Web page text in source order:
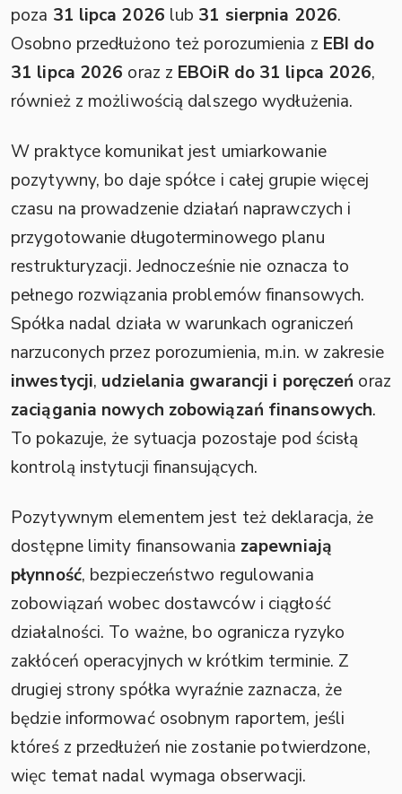
poza 31 lipca 2026 lub 31 sierpnia 2026.
Osobno przedłużono też porozumienia z EBI do
31 lipca 2026 oraz z EBOiR do 31 lipca 2026,
również z możliwością dalszego wydłużenia.
W praktyce komunikat jest umiarkowanie
pozytywny, bo daje spółce i całej grupie więcej
czasu na prowadzenie działań naprawczych i
przygotowanie długoterminowego planu
restrukturyzacji. Jednocześnie nie oznacza to
pełnego rozwiązania problemów finansowych.
Spółka nadal działa w warunkach ograniczeń
narzuconych przez porozumienia, m.in. w zakresie
inwestycji, udzielania gwarancji i poręczeń oraz
zaciągania nowych zobowiązań finansowych.
To pokazuje, że sytuacja pozostaje pod ścisłą
kontrolą instytucji finansujących.
Pozytywnym elementem jest też deklaracja, że
dostępne limity finansowania zapewniają
płynność, bezpieczeństwo regulowania
zobowiązań wobec dostawców i ciągłość
działalności. To ważne, bo ogranicza ryzyko
zakłóceń operacyjnych w krótkim terminie. Z
drugiej strony spółka wyraźnie zaznacza, że
będzie informować osobnym raportem, jeśli
któreś z przedłużeń nie zostanie potwierdzone,
więc temat nadal wymaga obserwacji.